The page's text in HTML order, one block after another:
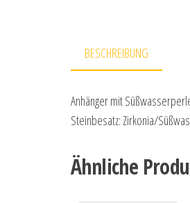
BESCHREIBUNG
Anhänger mit
Steinbesatz: Zirkonia/
Ähnliche